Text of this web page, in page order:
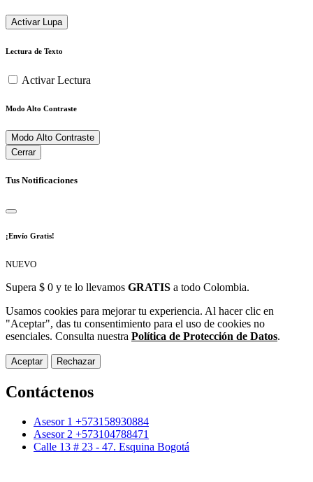
Activar Lupa
Lectura de Texto
Activar Lectura
Modo Alto Contraste
Modo Alto Contraste
Cerrar
Tus Notificaciones
¡Envío Gratis!
NUEVO
Supera $ 0 y te lo llevamos GRATIS a todo Colombia.
Usamos cookies para mejorar tu experiencia. Al hacer clic en
"Aceptar", das tu consentimiento para el uso de cookies no
esenciales. Consulta nuestra Política de Protección de Datos.
Aceptar Rechazar
Contáctenos
Asesor 1 +573158930884
Asesor 2 +573104788471
Calle 13 # 23 - 47. Esquina Bogotá